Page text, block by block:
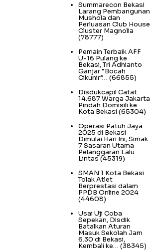
Summarecon Bekasi
Larang Pembangunan
Mushola dan
Perluasan Club House
Cluster Magnolia
(78777)
Pemain Terbaik AFF
U-16 Pulang ke
Bekasi, Tri Adhianto
Ganjar “Bocah
Cikunir”… (66855)
Disdukcapil Catat
14.687 Warga Jakarta
Pindah Domisili ke
Kota Bekasi (65304)
Operasi Patuh Jaya
2025 di Bekasi
Dimulai Hari Ini, Simak
7 Sasaran Utama
Pelanggaran Lalu
Lintas(45319)
SMAN 1 Kota Bekasi
Tolak Atlet
Berprestasi dalam
PPDB Online 2024
(44608)
Usai Uji Coba
Sepekan, Disdik
Batalkan Aturan
Masuk Sekolah Jam
6.30 di Bekasi,
Kembali ke… (38345)